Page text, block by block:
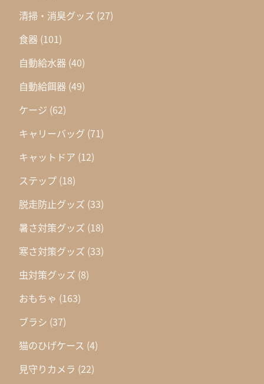
清掃・消臭グッズ (27)
食器 (101)
自動給水器 (40)
自動給餌器 (49)
ケージ (62)
キャリーバッグ (71)
キャットドア (12)
ステップ (18)
脱走防止グッズ (33)
暑さ対策グッズ (18)
寒さ対策グッズ (33)
虫対策グッズ (8)
おもちゃ (163)
ブラシ (37)
猫のひげケース (4)
見守りカメラ (22)